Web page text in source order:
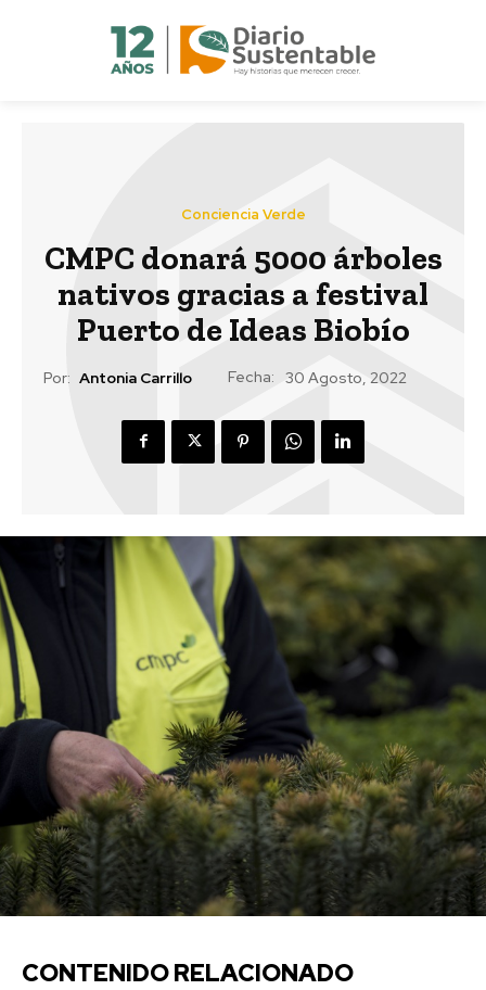
Conciencia Verde
CMPC donará 5000 árboles
nativos gracias a festival
Puerto de Ideas Biobío
Por: Antonia Carrillo Fecha: 30 Agosto, 2022
CONTENIDO RELACIONADO